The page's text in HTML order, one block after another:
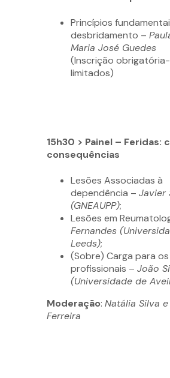
Princípios
desbridamento –
Maria José Guedes
(Inscrição
limitados)
15h30 > Painel – Feridas:
consequências
Lesões Associadas à
dependência – Javier
(GNEAUPP);
Lesões em
Fernandes
Leeds);
(Sobre) Carga para os
profissionais – João
(Universidade de
Moderação: Natália Silva
Ferreira